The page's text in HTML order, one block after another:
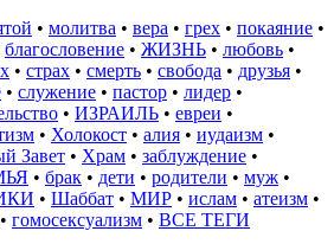
• молитва • вера • грех • покаяние •
благословение • ЖИЗНЬ • любовь •
• страх • смерть • свобода • друзья •
• служение • пастор • лидер •
• ИЗРАИЛЬ • евреи •
• Холокост • алия • иудаизм •
Завет • Храм • заблуждение •
• брак • дети • родители • муж •
• Шаббат • МИР • ислам • атеизм •
• гомосексуализм • ВСЕ ТЕГИ